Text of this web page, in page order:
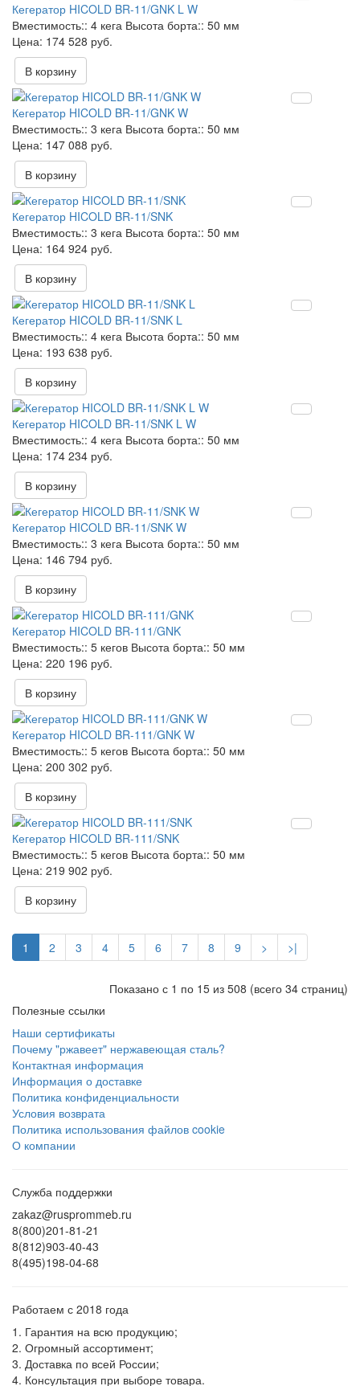
Кегератор HICOLD BR-11/GNK L W
Вместимость:: 4 кега Высота борта:: 50 мм
174 528 руб.
В корзину
Кегератор HICOLD BR-11/GNK W
Вместимость:: 3 кега Высота борта:: 50 мм
147 088 руб.
В корзину
Кегератор HICOLD BR-11/SNK
Вместимость:: 3 кега Высота борта:: 50 мм
164 924 руб.
В корзину
Кегератор HICOLD BR-11/SNK L
Вместимость:: 4 кега Высота борта:: 50 мм
193 638 руб.
В корзину
Кегератор HICOLD BR-11/SNK L W
Вместимость:: 4 кега Высота борта:: 50 мм
174 234 руб.
В корзину
Кегератор HICOLD BR-11/SNK W
Вместимость:: 3 кега Высота борта:: 50 мм
146 794 руб.
В корзину
Кегератор HICOLD BR-111/GNK
Вместимость:: 5 кегов Высота борта:: 50 мм
220 196 руб.
В корзину
Кегератор HICOLD BR-111/GNK W
Вместимость:: 5 кегов Высота борта:: 50 мм
200 302 руб.
В корзину
Кегератор HICOLD BR-111/SNK
Вместимость:: 5 кегов Высота борта:: 50 мм
219 902 руб.
В корзину
1 2 3 4 5 6 7 8 9 > >|
Показано с 1 по 15 из 508 (всего 34 страниц)
Полезные ссылки
Наши сертификаты
Почему "ржавеет" нержавеющая сталь?
Контактная информация
Информация о доставке
Политика конфиденциальности
Условия возврата
Политика использования файлов cookie
О компании
Служба поддержки
zakaz@rusprommeb.ru
8(800)201-81-21
8(812)903-40-43
8(495)198-04-68
Работаем с 2018 года
1. Гарантия на всю продукцию;
2. Огромный ассортимент;
3. Доставка по всей России;
4. Консультация при выборе товара.